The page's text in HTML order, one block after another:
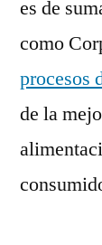
es de
como
procesos
de la